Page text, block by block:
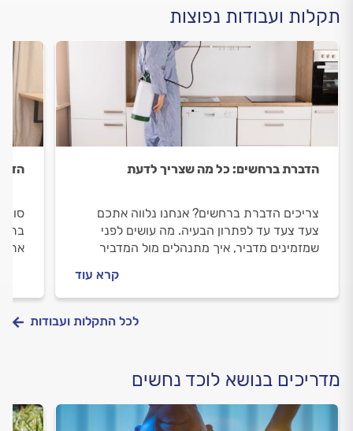
תקלות ועבודות נפוצות
הדברת ברחשים: כל מה שצריך לדעת
צריכים הדברת ברחשים? אנחנו נלווה אתכם
צעד צעד עד לפתרון הבעיה. מה עושים לפני
שמזמינים מדביר, איך מתנהלים מול המדביר
קרא עוד
לכל התקלות ועבודות
מדריכים בנושא לוכד נחשים